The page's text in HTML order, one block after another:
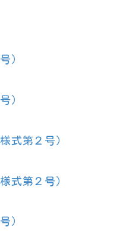
）
）
式第２号）
式第２号）
）